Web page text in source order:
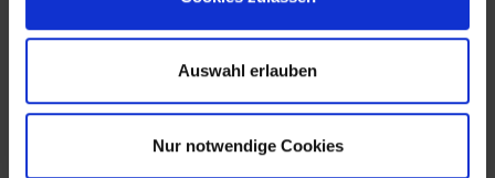
Auswahl erlauben
Nur notwendige Cookies
Tel.: +49 (0) 6131 / 9010180
E-Mail: buero@immobilien-koehler.de
Internet: www.immobilien-koehler.de